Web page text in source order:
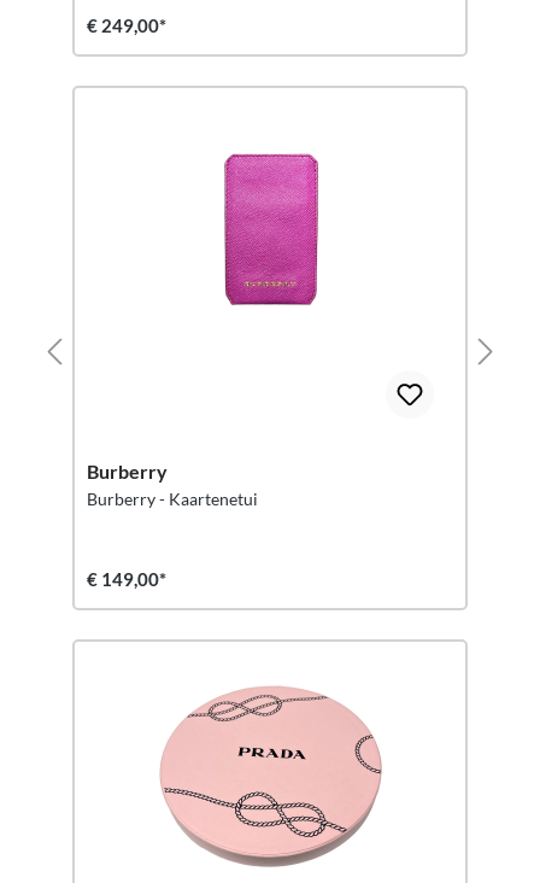
€ 249,00*
Burberry
Burberry - Kaartenetui
€ 149,00*